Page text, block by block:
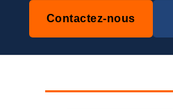
Contactez-nous